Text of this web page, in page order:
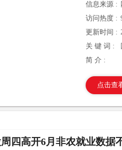
信息来源 :
访问热度 :
更新时间 :
关 键 词 :
简 介 :
点击查
四高开6月非农就业数据